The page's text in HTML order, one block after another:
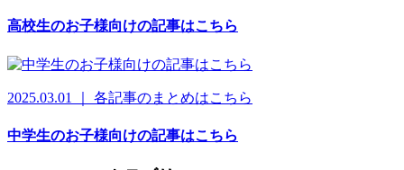
高校生のお子様向けの記事はこちら
2025.03.01 ｜ 各記事のまとめはこちら
中学生のお子様向けの記事はこちら